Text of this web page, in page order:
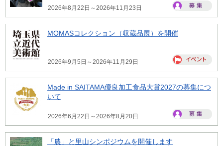
2026年8月22日～2026年11月23日
MOMASコレクション（収蔵品展）を開催
2026年9月5日～2026年11月29日
Made in SAITAMA優良加工食品大賞2027の募集につ
いて
2026年6月22日～2026年8月20日
「農」と里山シンポジウムを開催します